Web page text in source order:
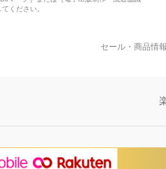
ください。
セール・商品情